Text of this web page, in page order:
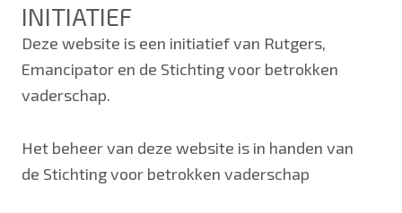
INITIATIEF
Deze website is een initiatief van Rutgers,
Emancipator en de Stichting voor betrokken
vaderschap.
Het beheer van deze website is in handen van
de Stichting voor betrokken vaderschap